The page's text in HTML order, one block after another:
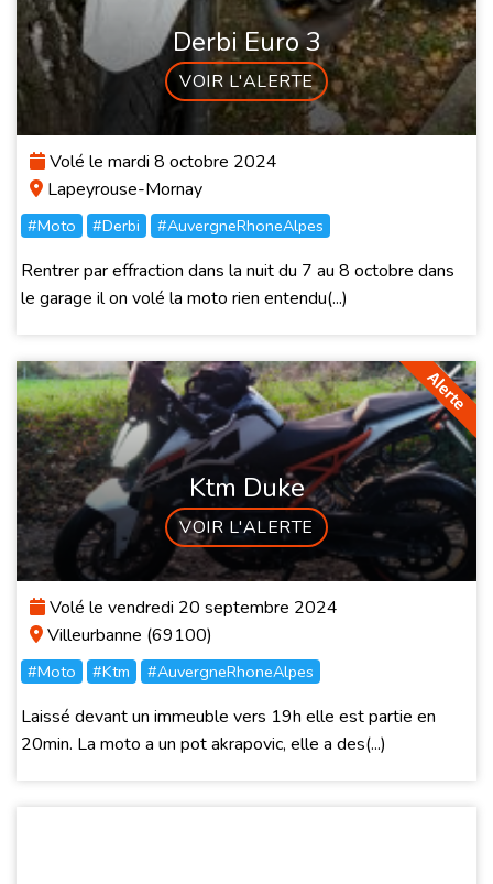
Derbi Euro 3
VOIR L'ALERTE
Volé le mardi 8 octobre 2024
Lapeyrouse-Mornay
#Moto #Derbi #AuvergneRhoneAlpes
Rentrer par effraction dans la nuit du 7 au 8 octobre dans
le garage il on volé la moto rien entendu(...)
Ktm Duke
VOIR L'ALERTE
Volé le vendredi 20 septembre 2024
Villeurbanne (69100)
#Moto #Ktm #AuvergneRhoneAlpes
Laissé devant un immeuble vers 19h elle est partie en
20min. La moto a un pot akrapovic, elle a des(...)